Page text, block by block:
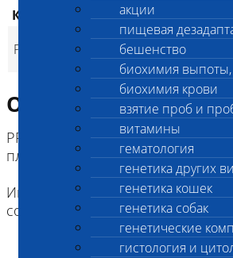
акции
пищевая
бешенство
биохимия
биохимия крови
взятие проб и
витамины
гематология
генетика других
генетика кошек
генетика собак
генетические
гистология и
Код Наименование услуг
PR2
PRP терапия (вторая
и последующие дозы)
Описание
PRP -Терапия (терапия с
плазмы, обогащенной
Инновационная
собак и лошадей.